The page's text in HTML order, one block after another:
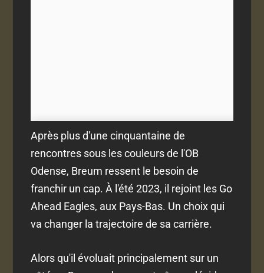
Après plus d'une cinquantaine de
rencontres sous les couleurs de l'OB
Odense, Breum ressent le besoin de
franchir un cap. À l'été 2023, il rejoint les Go
Ahead Eagles, aux Pays-Bas. Un choix qui
va changer la trajectoire de sa carrière.
Alors qu'il évoluait principalement sur un